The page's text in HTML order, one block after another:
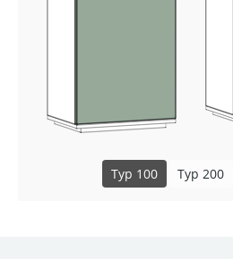
Typ 100 Typ 200